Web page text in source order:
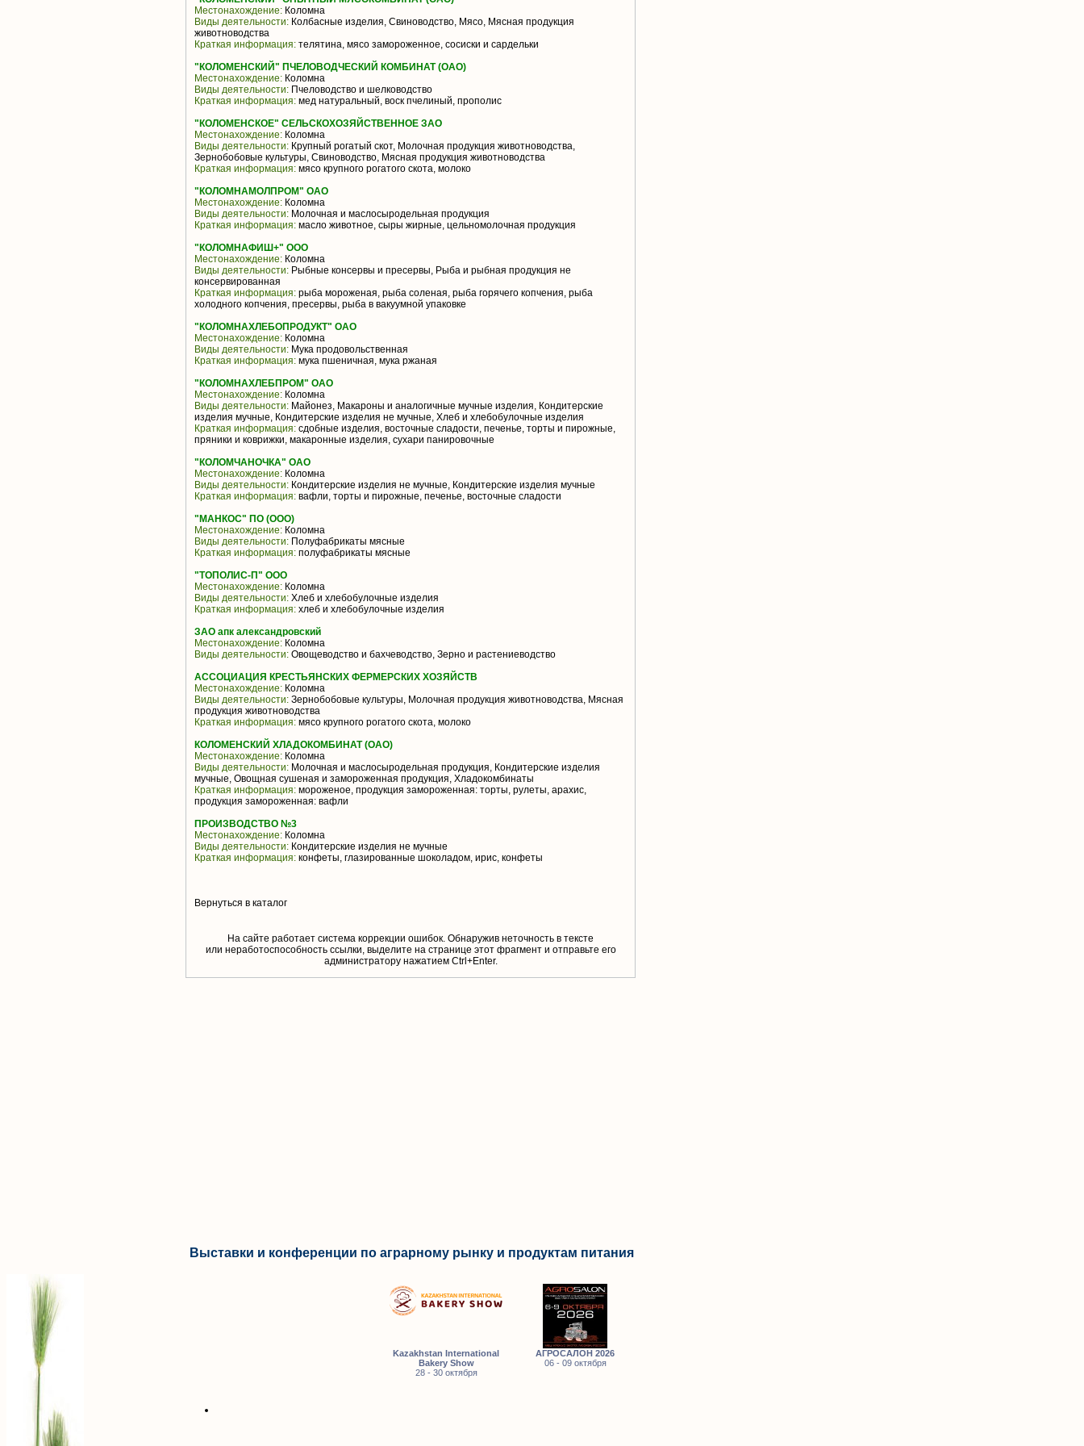
Местонахождение: Коломна
Виды деятельности: Колбасные изделия, Свиноводство, Мясо, Мясная продукция
животноводства
Краткая информация: телятина, мясо замороженное, сосиски и сардельки
"КОЛОМЕНСКИЙ" ПЧЕЛОВОДЧЕСКИЙ КОМБИНАТ (ОАО)
Местонахождение: Коломна
Виды деятельности: Пчеловодство и шелководство
Краткая информация: мед натуральный, воск пчелиный, прополис
"КОЛОМЕНСКОЕ" СЕЛЬСКОХОЗЯЙСТВЕННОЕ ЗАО
Местонахождение: Коломна
Виды деятельности: Крупный рогатый скот, Молочная продукция животноводства,
Зернобобовые культуры, Свиноводство, Мясная продукция животноводства
Краткая информация: мясо крупного рогатого скота, молоко
"КОЛОМНАМОЛПРОМ" ОАО
Местонахождение: Коломна
Виды деятельности: Молочная и маслосыродельная продукция
Краткая информация: масло животное, сыры жирные, цельномолочная продукция
"КОЛОМНАФИШ+" ООО
Местонахождение: Коломна
Виды деятельности: Рыбные консервы и пресервы, Рыба и рыбная продукция не
консервированная
Краткая информация: рыба мороженая, рыба соленая, рыба горячего копчения, рыба
холодного копчения, пресервы, рыба в вакуумной упаковке
"КОЛОМНАХЛЕБОПРОДУКТ" ОАО
Местонахождение: Коломна
Виды деятельности: Мука продовольственная
Краткая информация: мука пшеничная, мука ржаная
"КОЛОМНАХЛЕБПРОМ" ОАО
Местонахождение: Коломна
Виды деятельности: Майонез, Макароны и аналогичные мучные изделия, Кондитерские
изделия мучные, Кондитерские изделия не мучные, Хлеб и хлебобулочные изделия
Краткая информация: сдобные изделия, восточные сладости, печенье, торты и пирожные,
пряники и коврижки, макаронные изделия, сухари панировочные
"КОЛОМЧАНОЧКА" ОАО
Местонахождение: Коломна
Виды деятельности: Кондитерские изделия не мучные, Кондитерские изделия мучные
Краткая информация: вафли, торты и пирожные, печенье, восточные сладости
"МАНКОС" ПО (ООО)
Местонахождение: Коломна
Виды деятельности: Полуфабрикаты мясные
Краткая информация: полуфабрикаты мясные
"ТОПОЛИС-П" ООО
Местонахождение: Коломна
Виды деятельности: Хлеб и хлебобулочные изделия
Краткая информация: хлеб и хлебобулочные изделия
ЗАО апк александровский
Местонахождение: Коломна
Виды деятельности: Овощеводство и бахчеводство, Зерно и растениеводство
АССОЦИАЦИЯ КРЕСТЬЯНСКИХ ФЕРМЕРСКИХ ХОЗЯЙСТВ
Местонахождение: Коломна
Виды деятельности: Зернобобовые культуры, Молочная продукция животноводства, Мясная
продукция животноводства
Краткая информация: мясо крупного рогатого скота, молоко
КОЛОМЕНСКИЙ ХЛАДОКОМБИНАТ (ОАО)
Местонахождение: Коломна
Виды деятельности: Молочная и маслосыродельная продукция, Кондитерские изделия
мучные, Овощная сушеная и замороженная продукция, Хладокомбинаты
Краткая информация: мороженое, продукция замороженная: торты, рулеты, арахис,
продукция замороженная: вафли
ПРОИЗВОДСТВО №3
Местонахождение: Коломна
Виды деятельности: Кондитерские изделия не мучные
Краткая информация: конфеты, глазированные шоколадом, ирис, конфеты
Вернуться в каталог
На сайте работает система коррекции ошибок. Обнаружив неточность в тексте
или неработоспособность ссылки, выделите на странице этот фрагмент и отправьте его
aдминистратору нажатием Ctrl+Enter.
Выставки и конференции по аграрному рынку и продуктам питания
Kazakhstan International
Bakery Show
28 - 30 октября
АГРОСАЛОН 2026
06 - 09 октября